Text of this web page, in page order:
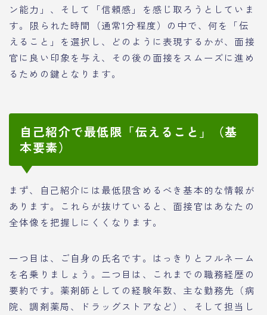
ン能力」、そして「信頼感」を感じ取ろうとしていま
す。限られた時間（通常1分程度）の中で、何を「伝
えること」を選択し、どのように表現するかが、面接
官に良い印象を与え、その後の面接をスムーズに進め
るための鍵となります。
自己紹介で最低限「伝えること」（基
本要素）
まず、自己紹介には最低限含めるべき基本的な情報が
あります。これらが抜けていると、面接官はあなたの
全体像を把握しにくくなります。
一つ目は、ご自身の氏名です。はっきりとフルネーム
を名乗りましょう。二つ目は、これまでの職務経歴の
要約です。薬剤師としての経験年数、主な勤務先（病
院、調剤薬局、ドラッグストアなど）、そして担当し